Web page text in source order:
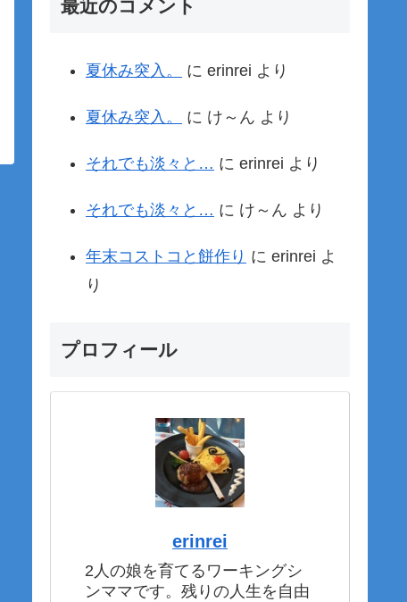
最近のコメント
夏休み突入。 に erinrei より
夏休み突入。 に け～ん より
それでも淡々と… に erinrei より
それでも淡々と… に け～ん より
年末コストコと餅作り に erinrei よ
り
プロフィール
erinrei
2人の娘を育てるワーキングシ
ンママです。残りの人生を自由